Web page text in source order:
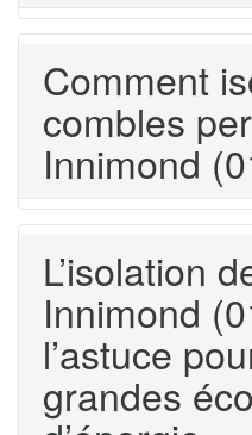
Comment
combles
Innimond
L’isolation
Innimond
l’astuce
grandes